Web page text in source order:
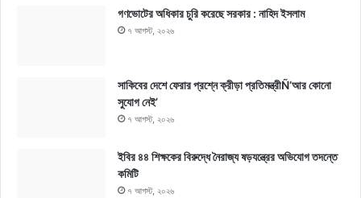
গণভোটের অধিকার চুরি করেছে সরকার : নাহিদ ইসলাম
৭ আগস্ট, ২০২৬
সাকিবের দেশে ফেরার প্রশ্নে ক্রীড়া প্রতিমন্ত্রীÑ‘আর কোনো
সুযোগ নেই’
৭ আগস্ট, ২০২৬
ইবির ৪৪ শিক্ষকের বিরুদ্ধে নৈরাজ্য ষড়যন্ত্রের অভিযোগ তদন্তে
কমিটি
৭ আগস্ট, ২০২৬